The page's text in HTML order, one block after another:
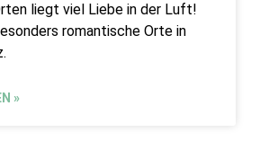
liegt viel Liebe in der Luft!
romantische Orte in
»